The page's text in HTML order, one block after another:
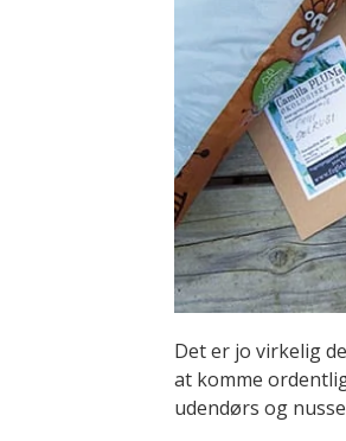
Det er jo virkelig
at komme
udendørs og